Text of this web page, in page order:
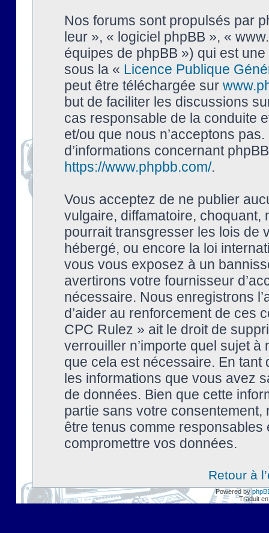
Nos forums sont propulsés par
leur », « logiciel phpBB », «
équipes de phpBB ») qui est
sous la « Licence Publique
peut être téléchargée sur
but de faciliter les discussions
cas responsable de la conduite
et/ou que nous n’acceptons
d’informations concernant
https://www.phpbb.com/.
Vous acceptez de ne publier
vulgaire, diffamatoire, choquant,
pourrait transgresser les lois de
hébergé, ou encore la loi
vous vous exposez à un
avertirons votre fournisseur
nécessaire. Nous enregistrons
d’aider au renforcement de ces
CPC Rulez » ait le droit de
verrouiller n’importe quel sujet à
que cela est nécessaire. En tant
les informations que vous avez
de données. Bien que cette
partie sans votre
être tenus comme
compromettre vos données.
Retour à
Powered by
Traduit